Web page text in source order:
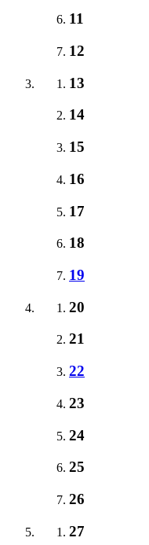
11
12
13
14
15
16
17
18
19
20
21
22
23
24
25
26
27